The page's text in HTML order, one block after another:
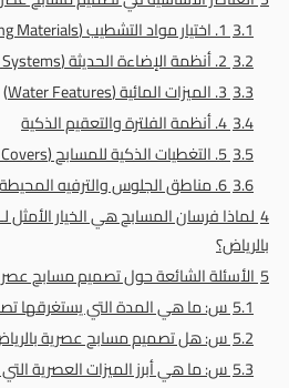
3.11. اختيار مواد التشطيب (Finishing Materials)
3.22. أنظمة الإضاءة الحديثة (Modern Lighting Systems)
3.33. الميزات المائية (Water Features)
3.44. أنظمة الفلترة والتعقيم الذكية
3.55. التغطيات الذكية للمسابح (Smart Pool Covers)
3.66. مناطق الجلوس والترفيه المحيطة
4لماذا فرسان المسابح هي الخيار
بالرياض؟
5الأسئلة الشائعة حول تصميم مسابح
5.1س: ما هي المدة التي يستغرقها
5.2س: هل تصميم مسابح عصرية
5.3س: ما هي أبرز الميزات العصرية